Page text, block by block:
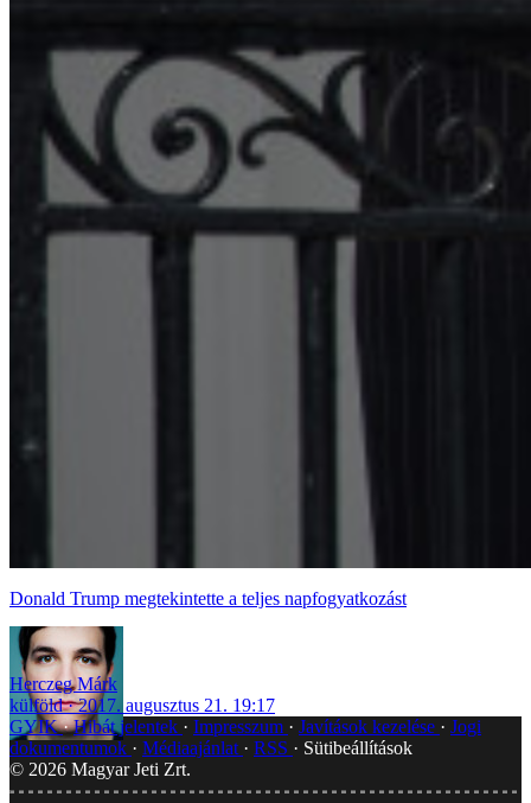
Donald Trump megtekintette a teljes napfogyatkozást
Herczeg Márk
külföld
2017. augusztus 21. 19:17
GYIK Hibát jelentek Impresszum Javítások kezelése
Jogi
dokumentumok
Médiaajánlat RSS
Sütibeállítások
© 2026 Magyar Jeti Zrt.